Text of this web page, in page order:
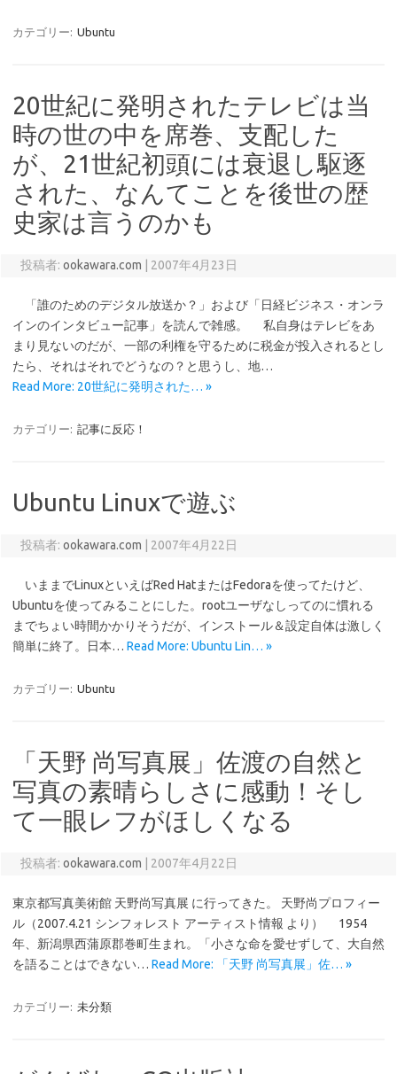
カテゴリー: Ubuntu
20世紀に発明されたテレビは当
時の世の中を席巻、支配した
が、21世紀初頭には衰退し駆逐
された、なんてことを後世の歴
史家は言うのかも
投稿者: ookawara.com 2007年4月23日
「誰のためのデジタル放送か？」および「日経ビジネス・オンラ
インのインタビュー記事」を読んで雑感。 私自身はテレビをあ
まり見ないのだが、一部の利権を守るために税金が投入されるとし
たら、それはそれでどうなの？と思うし、地…
Read More: 20世紀に発明された… »
カテゴリー: 記事に反応！
Ubuntu Linuxで遊ぶ
投稿者: ookawara.com 2007年4月22日
いままでLinuxといえばRed HatまたはFedoraを使ってたけど、
Ubuntuを使ってみることにした。rootユーザなしってのに慣れる
までちょい時間かかりそうだが、インストール＆設定自体は激しく
簡単に終了。日本… Read More: Ubuntu Lin… »
カテゴリー: Ubuntu
「天野 尚写真展」佐渡の自然と
写真の素晴らしさに感動！そし
て一眼レフがほしくなる
投稿者: ookawara.com 2007年4月22日
東京都写真美術館 天野尚写真展 に行ってきた。 天野尚プロフィー
ル（2007.4.21 シンフォレスト アーティスト情報 より） 1954
年、新潟県西蒲原郡巻町生まれ。「小さな命を愛せずして、大自然
を語ることはできない… Read More: 「天野 尚写真展」佐… »
カテゴリー: 未分類